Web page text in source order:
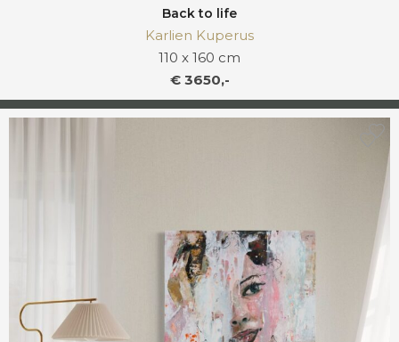
Back to life
Karlien Kuperus
110 x 160 cm
€ 3650,-